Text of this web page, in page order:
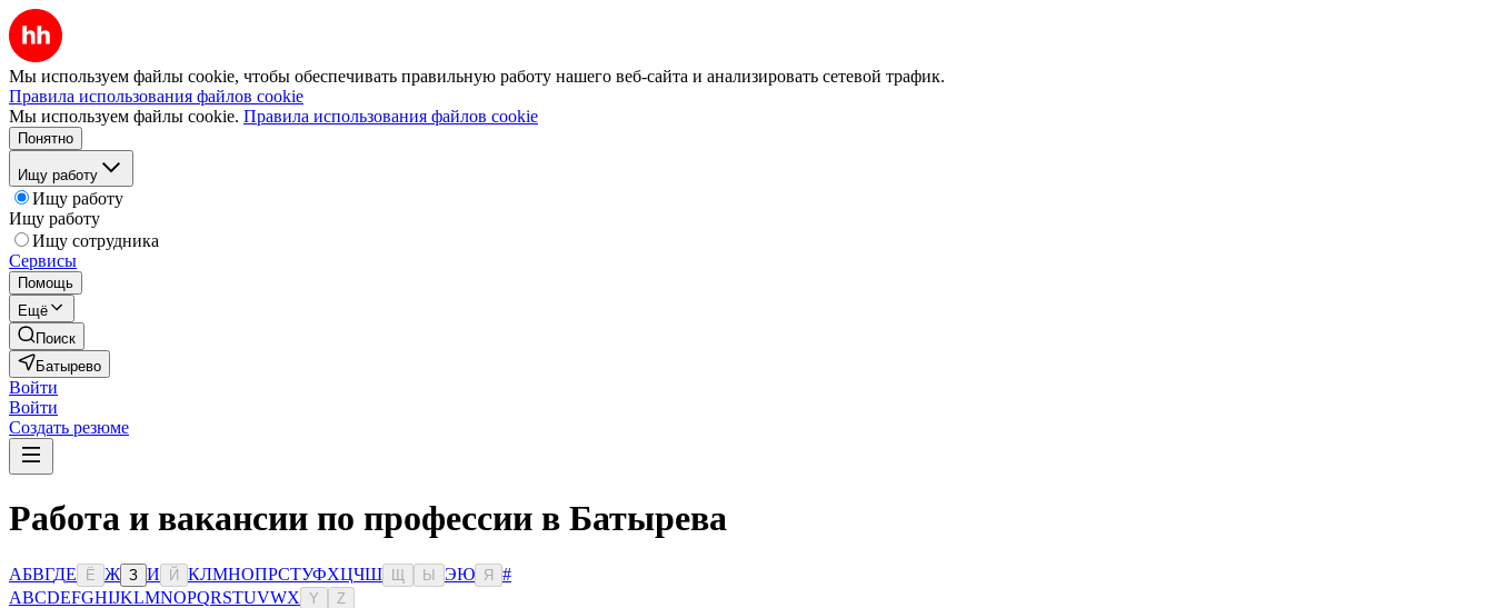
Мы используем файлы cookie, чтобы обеспечивать правильную работу нашего веб-сайта и анализировать сетевой трафик.
Правила использования файлов cookie
Мы используем файлы cookie. Правила использования файлов cookie
Понятно
Ищу работу
Ищу работу
Ищу работу
Ищу сотрудника
Сервисы
Помощь
Ещё
Поиск
Батырево
Войти
Войти
Создать резюме
Работа и вакансии по профессии в Батырева
АБВГДЕ Ё Ж З И Й КЛМНОПРСТУФХЦЧШ Ы ЭЮ Я
#
ABCDEFGHIJKLMNOPQRSTUVWX Y Z